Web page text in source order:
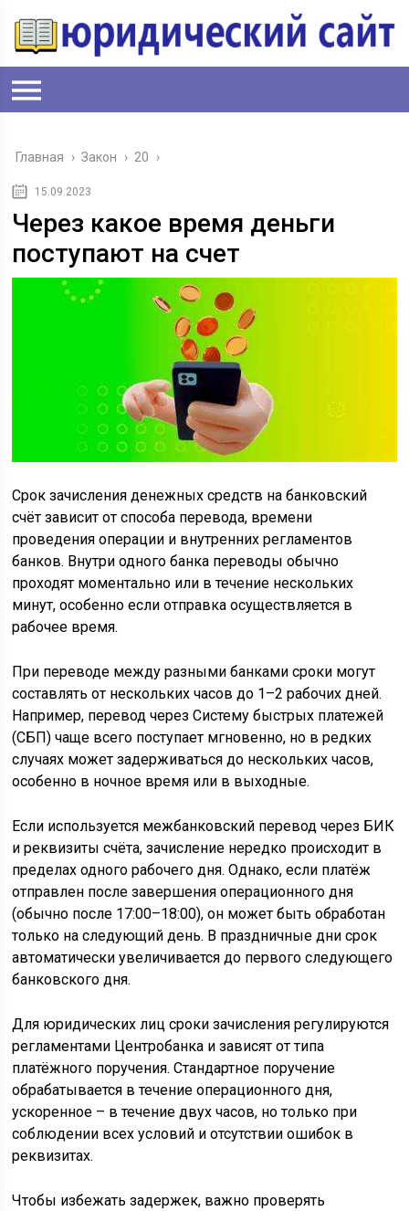
Главная › Закон › 20 ›
15.09.2023
Через какое время деньги
поступают на счет
Срок зачисления денежных средств на банковский
счёт зависит от способа перевода, времени
проведения операции и внутренних регламентов
банков. Внутри одного банка переводы обычно
проходят моментально или в течение нескольких
минут, особенно если отправка осуществляется в
рабочее время.
При переводе между разными банками сроки могут
составлять от нескольких часов до 1–2 рабочих дней.
Например, перевод через Систему быстрых платежей
(СБП) чаще всего поступает мгновенно, но в редких
случаях может задерживаться до нескольких часов,
особенно в ночное время или в выходные.
Если используется межбанковский перевод через БИК
и реквизиты счёта, зачисление нередко происходит в
пределах одного рабочего дня. Однако, если платёж
отправлен после завершения операционного дня
(обычно после 17:00–18:00), он может быть обработан
только на следующий день. В праздничные дни срок
автоматически увеличивается до первого следующего
банковского дня.
Для юридических лиц сроки зачисления регулируются
регламентами Центробанка и зависят от типа
платёжного поручения. Стандартное поручение
обрабатывается в течение операционного дня,
ускоренное – в течение двух часов, но только при
соблюдении всех условий и отсутствии ошибок в
реквизитах.
Чтобы избежать задержек, важно проверять